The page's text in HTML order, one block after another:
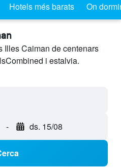
Hotels més barats On
Illes Caiman de centenars
i estalvia.
- ds. 15/08